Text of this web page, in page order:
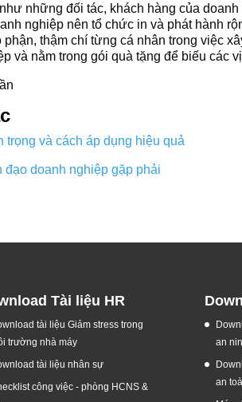
những đối tác, khách hàng của
nghiệp nên tổ chức in và phát hành
thậm chí từng cá nhân trong việc
và nằm trong gói quà tặng để biếu các
và cách áp dụng hiệu quả
doanh nghiệp gặp phải
Tài liệu HR
tài liệu Giảm stress trong
trường nhà máy
tài liệu nhân sự
công việc - phòng HCNS &
an
an